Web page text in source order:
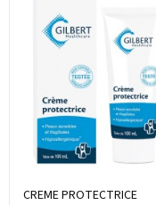
CREME PROTECTRICE